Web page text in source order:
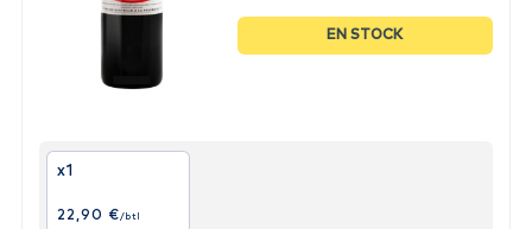
EN STOCK
x1
22,90 €/btl